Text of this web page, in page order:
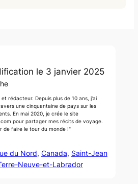
le 3 janvier 2025
rédacteur. Depuis plus de 10 ans, j'ai
une cinquantaine de pays sur les
En mai 2020, je crée le site
pour partager mes récits de voyage.
de faire le tour du monde !"
du Nord, Canada, Saint-Jean
Neuve-et-Labrador